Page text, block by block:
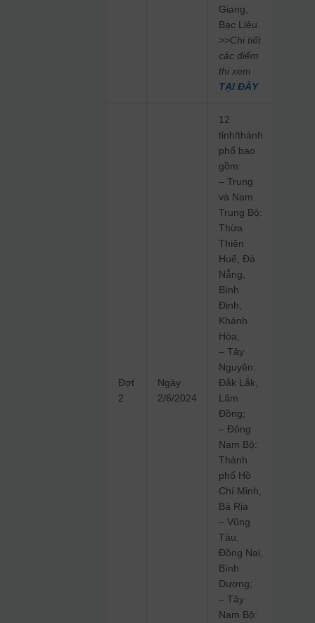
Giang,
Bạc Liêu.
>>Chi tiết
các điểm
thi xem
TẠI ĐÂY
Đợt
2
Ngày
2/6/2024
12
tỉnh/thành
phố bao
gồm:
– Trung
và Nam
Trung Bộ:
Thừa
Thiên
Huế, Đà
Nẵng,
Bình
Định,
Khánh
Hòa;
– Tây
Nguyên:
Đắk Lắk,
Lâm
Đồng;
– Đông
Nam Bộ:
Thành
phố Hồ
Chí Minh,
Bà Rịa
– Vũng
Tàu,
Đồng Nai,
Bình
Dương;
– Tây
Nam Bộ: